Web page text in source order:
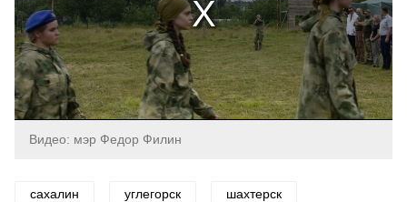
Видео: мэр Федор Филин
сахалин углегорск шахтерск